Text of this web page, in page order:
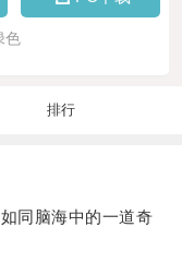
色
排行
同脑海中的一道奇